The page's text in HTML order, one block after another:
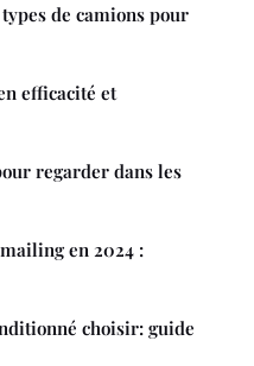
de camions pour
efficacité et
regarder dans les
en 2024 :
choisir: guide